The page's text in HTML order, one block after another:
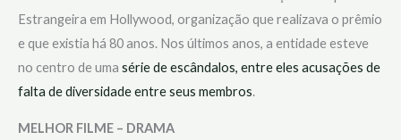
Estrangeira em Hollywood, organização que realizava o prêmio
e que existia há 80 anos. Nos últimos anos, a entidade esteve
no centro de uma série de escândalos, entre eles acusações de
falta de diversidade entre seus membros.
MELHOR FILME – DRAMA